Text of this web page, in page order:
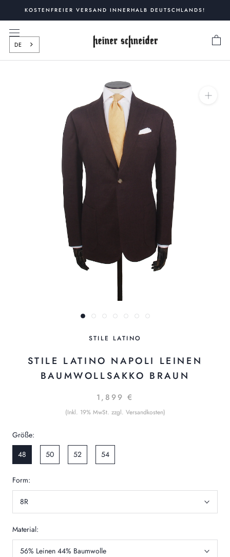
springen
KOSTENFREIER VERSAND INNERHALB DEUTSCHLANDS!
DE
STILE LATINO
STILE LATINO NAPOLI LEINEN
BAUMWOLLSAKKO BRAUN
1,899 €
(Inkl. 19% MwSt. zzgl. Versandkosten)
Größe:
48
50 52 54
Form:
8R
Material:
56% Leinen 44% Baumwolle